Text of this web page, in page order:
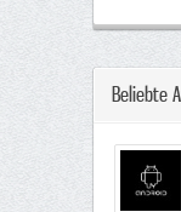
Beliebte